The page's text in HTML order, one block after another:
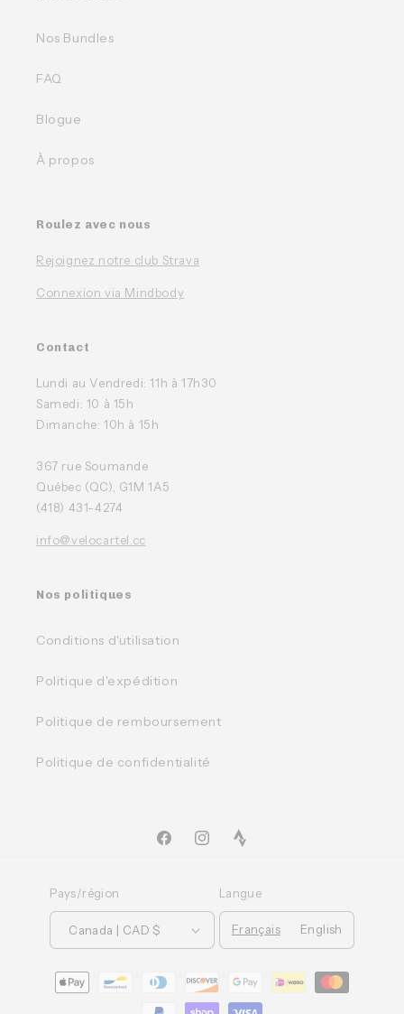
Nos Bundles
FAQ
Blogue
À propos
Roulez avec nous
Rejoignez notre club Strava
Connexion via Mindbody
Contact
Lundi au Vendredi: 11h à 17h30
Samedi: 10 à 15h
Dimanche: 10h à 15h
367 rue Soumande
Québec (QC), G1M 1A5
(418) 431-4274
info@velocartel.cc
Nos politiques
Conditions d'utilisation
Politique d'expédition
Politique de remboursement
Politique de confidentialité
FacebookInstagramTikTok
Pays/région
Canada | CAD $
Langue
Français English
Moyens